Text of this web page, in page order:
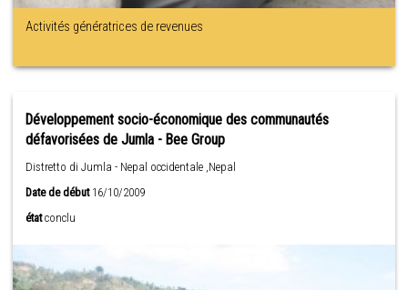
Activités génératrices de revenues
Développement socio-économique des communautés
défavorisées de Jumla - Bee Group
Distretto di Jumla - Nepal occidentale ,Nepal
Date de début16/10/2009
état conclu